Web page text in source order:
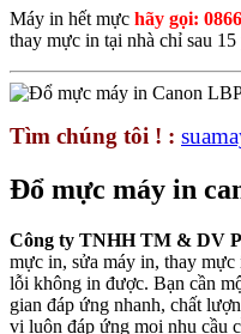
Máy in hết mực hãy gọi:
thay mực in tại nhà chỉ sau 15
Tìm chúng tôi ! :
Đổ mực máy in
Công ty TNHH TM & DV
mực in, sửa máy in, thay
lỗi không in được. Bạn cần
gian đáp ứng nhanh, chất
vị luôn đáp ứng mọi nhu cầu